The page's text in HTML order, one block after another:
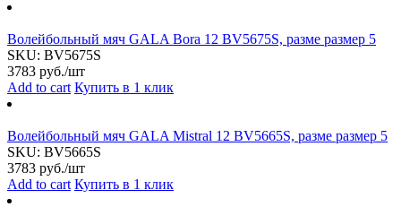
Волейбольный мяч GALA Bora 12 BV5675S, разме размер 5
SKU: BV5675S
3783 руб./шт
Add to cart Купить в 1 клик
Волейбольный мяч GALA Mistral 12 BV5665S, разме размер 5
SKU: BV5665S
3783 руб./шт
Add to cart Купить в 1 клик